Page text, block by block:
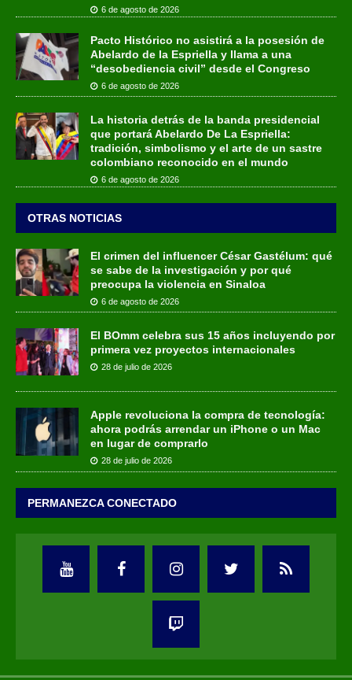
6 de agosto de 2026
Pacto Histórico no asistirá a la posesión de
Abelardo de la Espriella y llama a una
“desobediencia civil” desde el Congreso
6 de agosto de 2026
La historia detrás de la banda presidencial
que portará Abelardo De La Espriella:
tradición, simbolismo y el arte de un sastre
colombiano reconocido en el mundo
6 de agosto de 2026
OTRAS NOTICIAS
El crimen del influencer César Gastélum: qué
se sabe de la investigación y por qué
preocupa la violencia en Sinaloa
6 de agosto de 2026
El BOmm celebra sus 15 años incluyendo por
primera vez proyectos internacionales
28 de julio de 2026
Apple revoluciona la compra de tecnología:
ahora podrás arrendar un iPhone o un Mac
en lugar de comprarlo
28 de julio de 2026
PERMANEZCA CONECTADO